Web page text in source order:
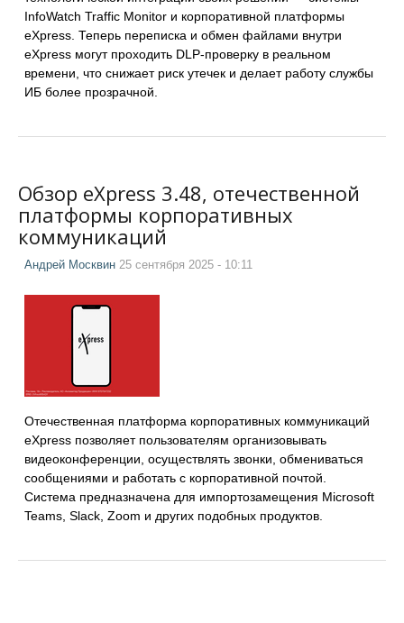
InfoWatch Traffic Monitor и корпоративной платформы
eXpress. Теперь переписка и обмен файлами внутри
eXpress могут проходить DLP-проверку в реальном
времени, что снижает риск утечек и делает работу службы
ИБ более прозрачной.
Обзор eXpress 3.48, отечественной
платформы корпоративных
коммуникаций
Андрей Москвин 25 сентября 2025 - 10:11
Отечественная платформа корпоративных коммуникаций
eXpress позволяет пользователям организовывать
видеоконференции, осуществлять звонки, обмениваться
сообщениями и работать с корпоративной почтой.
Система предназначена для импортозамещения Microsoft
Teams, Slack, Zoom и других подобных продуктов.